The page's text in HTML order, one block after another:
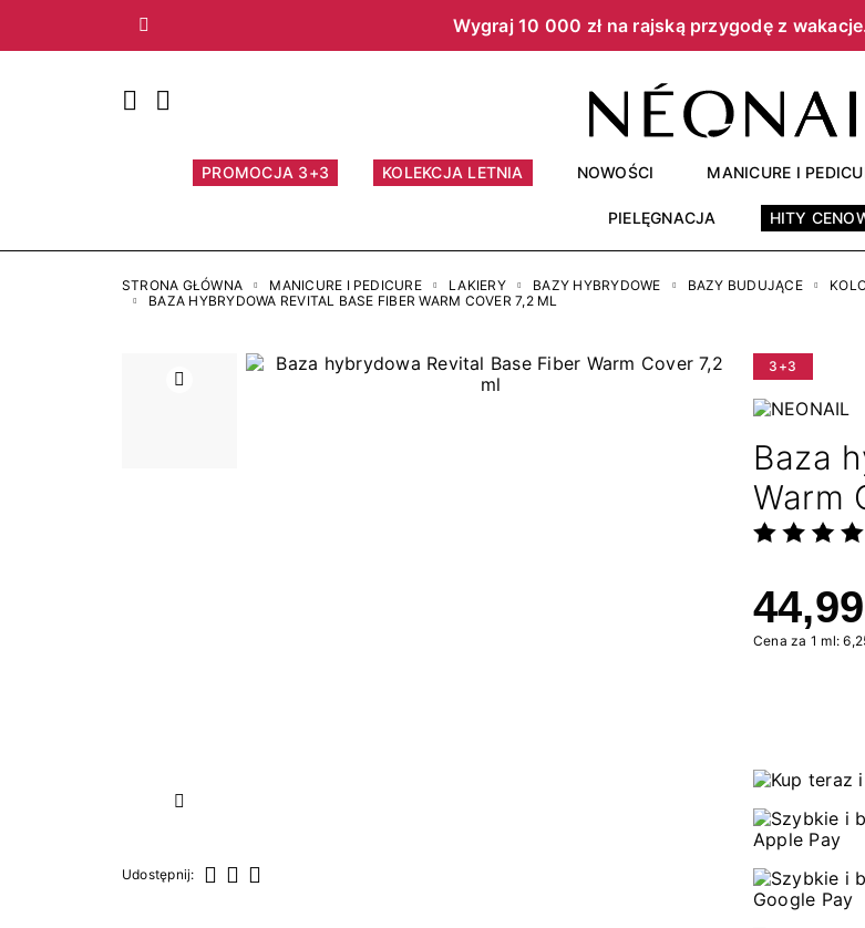
Wygraj 10 000 zł na rajską przygodę z
Poprzedni
PROMOCJA 3+3 KOLEKCJA LETNIA NOWOŚCI MANICURE I
PIELĘGNACJA HITY
STRONA GŁÓWNA MANICURE I PEDICURE LAKIERY BAZY HYBRYDOWE BAZY BUDUJĄCE
BAZA HYBRYDOWA REVITAL BASE FIBER WARM COVER 7,2 ML
Poprzedni
Następny
Udostępnij:
3+3
Baza
Warm
Cena za 1 ml: